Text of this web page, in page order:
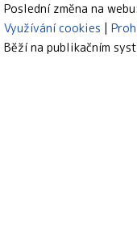
Poslední změna na
Využívání cookies
Běží na publikačním